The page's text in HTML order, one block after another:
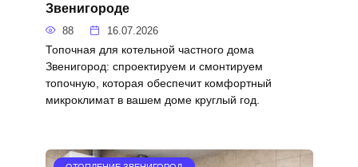
Звенигороде
88 16.07.2026
Топочная для котельной частного дома
Звенигород: спроектируем и смонтируем
топочную, которая обеспечит комфортный
микроклимат в вашем доме круглый год.